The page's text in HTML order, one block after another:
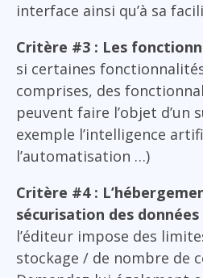
interface ainsi qu’à sa
Critère #3 : Les
si certaines
comprises, des
peuvent faire l’objet d’un
exemple l’intelligence
l’automatisation …)
Critère #4 :
sécurisation des données
l’éditeur impose des
stockage / de nombre de